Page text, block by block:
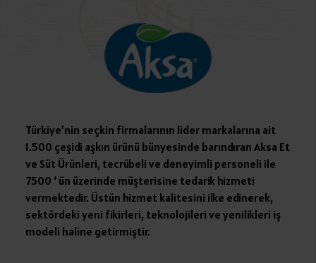
Türkiye’nin seçkin firmalarının lider markalarına ait
1.500 çeşidi aşkın ürünü bünyesinde barındıran Aksa Et
ve Süt Ürünleri, tecrübeli ve deneyimli personeli ile
7500 ‘ ün üzerinde müşterisine tedarik hizmeti
vermektedir. Üstün hizmet kalitesini ilke edinerek,
sektördeki yeni fikirleri, teknolojileri ve yenilikleri iş
modeli haline getirmiştir.